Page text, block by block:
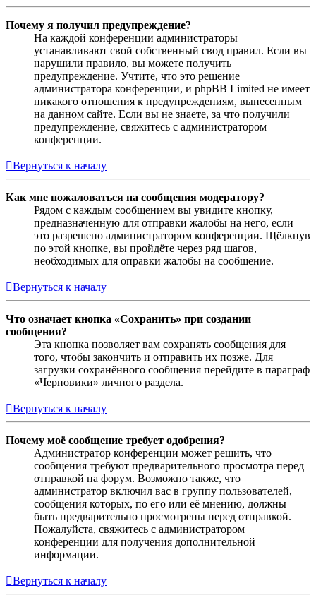
Почему я получил предупреждение?
На каждой конференции администраторы
устанавливают свой собственный свод правил. Если вы
нарушили правило, вы можете получить
предупреждение. Учтите, что это решение
администратора конференции, и phpBB Limited не имеет
никакого отношения к предупреждениям, вынесенным
на данном сайте. Если вы не знаете, за что получили
предупреждение, свяжитесь с администратором
конференции.
Вернуться к началу
Как мне пожаловаться на сообщения модератору?
Рядом с каждым сообщением вы увидите кнопку,
предназначенную для отправки жалобы на него, если
это разрешено администратором конференции. Щёлкнув
по этой кнопке, вы пройдёте через ряд шагов,
необходимых для оправки жалобы на сообщение.
Вернуться к началу
Что означает кнопка «Сохранить» при создании
сообщения?
Эта кнопка позволяет вам сохранять сообщения для
того, чтобы закончить и отправить их позже. Для
загрузки сохранённого сообщения перейдите в параграф
«Черновики» личного раздела.
Вернуться к началу
Почему моё сообщение требует одобрения?
Администратор конференции может решить, что
сообщения требуют предварительного просмотра перед
отправкой на форум. Возможно также, что
администратор включил вас в группу пользователей,
сообщения которых, по его или её мнению, должны
быть предварительно просмотрены перед отправкой.
Пожалуйста, свяжитесь с администратором
конференции для получения дополнительной
информации.
Вернуться к началу